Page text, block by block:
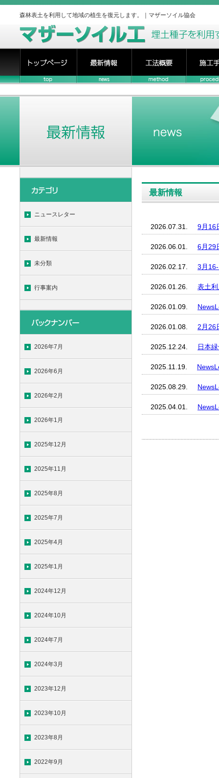
森林表土を利用して地域の植生を復元します。｜マザーソイル協会
ニュースレター
最新情報
未分類
行事案内
2026年7月
2026年6月
2026年2月
2026年1月
2025年12月
2025年11月
2025年8月
2025年7月
2025年4月
2025年1月
2024年12月
2024年10月
2024年7月
2024年3月
2023年12月
2023年10月
2023年8月
2022年9月
最新情報
2026.07.31. 9月16
2026.06.01. 6月29
2026.02.17. 3月
2026.01.26. 表土
2026.01.09.
2026.01.08. 2月26
2025.12.24. 日本
2025.11.19.
2025.08.29.
2025.04.01.